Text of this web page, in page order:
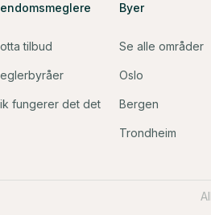
tilbud
fungerer det det
Byer
Se alle områder
Oslo
Bergen
Trondheim